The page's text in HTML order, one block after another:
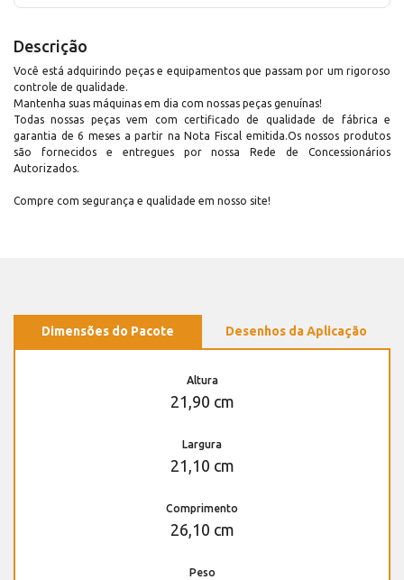
Descrição
Você está adquirindo peças e equipamentos que passam por um rigoroso
controle de qualidade.
Mantenha suas máquinas em dia com nossas peças genuínas!
Todas nossas peças vem com certificado de qualidade de fábrica e
garantia de 6 meses a partir na Nota Fiscal emitida.Os nossos produtos
são fornecidos e entregues por nossa Rede de Concessionários
Autorizados.
Compre com segurança e qualidade em nosso site!
Dimensões do Pacote Desenhos da Aplicação
Altura
21,90 cm
Largura
21,10 cm
Comprimento
26,10 cm
Peso